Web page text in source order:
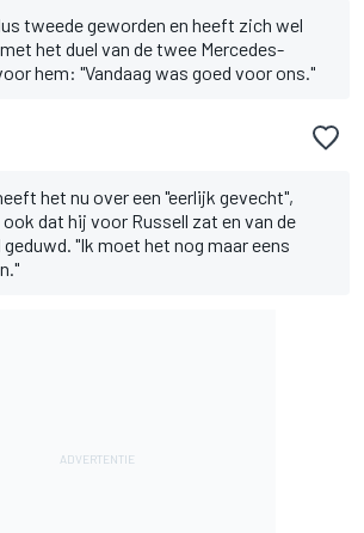
tweede geworden en heeft zich wel
het duel van de twee Mercedes-
hem: "Vandaag was goed voor ons."
het nu over een "eerlijk gevecht",
dat hij voor Russell zat en van de
geduwd. "Ik moet het nog maar eens